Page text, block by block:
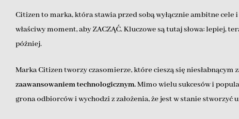
Citizen to marka, która stawia przed sobą wyłącznie ambitne
właściwy moment, aby ZACZĄĆ. Kluczowe są tutaj słowa: lepiej,
później.
Marka Citizen tworzy czasomierze, które cieszą się niesłabnącym
zaawansowaniem technologicznym.Mimo wielu sukcesów i
grona odbiorców i wychodzi z założenia, że jest w stanie